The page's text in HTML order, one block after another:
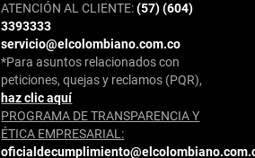
ATENCIÓN AL CLIENTE:(57) (604)
3393333
servicio@elcolombiano.com.co
*Para asuntos relacionados con
peticiones, quejas y reclamos (PQR),
haz clic aquí
PROGRAMA DE TRANSPARENCIA Y
ÉTICA EMPRESARIAL: